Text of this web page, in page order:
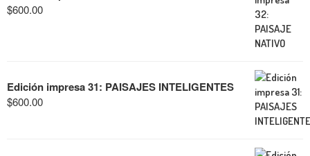
$600.00
Edición impresa 31: PAISAJES INTELIGENTES
$600.00